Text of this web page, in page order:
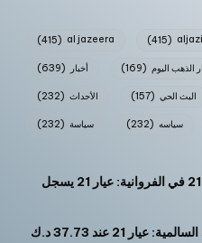
al jazeera
(415) (415)
أخبار (639) الذهب اليوم (169)
الأحداث (232) البث الحي (157)
سياسة (232) سياسه (232)
آخر الأسعار: سعر جرام الذهب عيار 21 في الفروانية: عيار 21 يسجل
21 عند 37.73 د.ك